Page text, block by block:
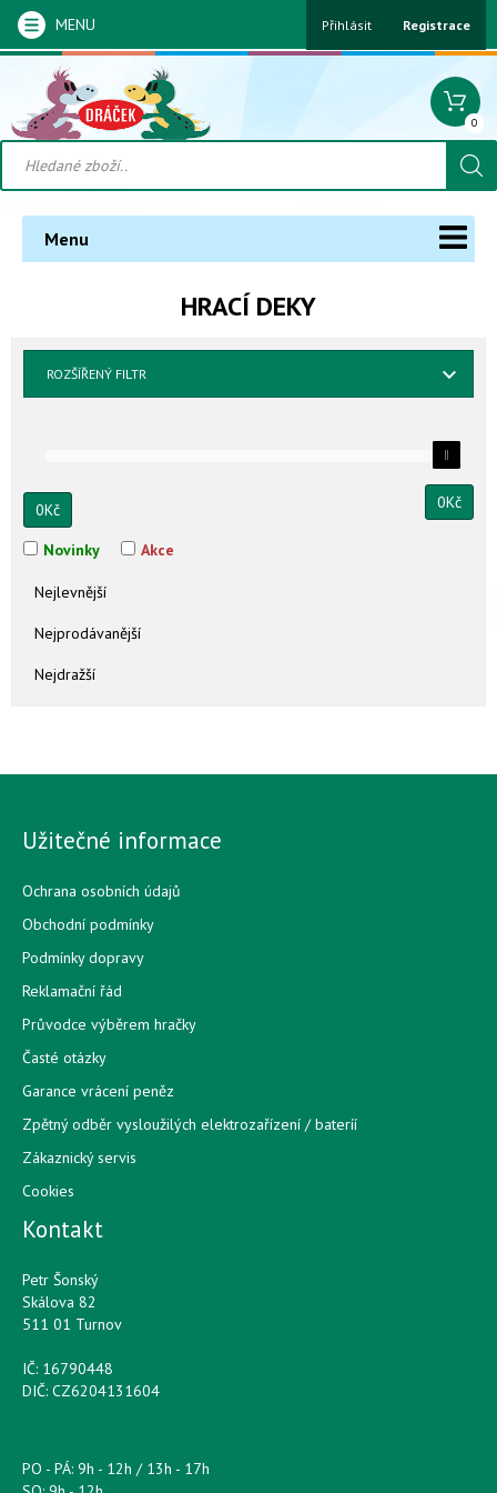
MENU Přihlásit Registrace
0
Menu
HRACÍ DEKY
ROZŠÍŘENÝ FILTR
0Kč 0Kč
Novinky Akce
Nejlevnější
Nejprodávanější
Nejdražší
Užitečné informace
Ochrana osobních údajů
Obchodní podmínky
Podmínky dopravy
Reklamační řád
Průvodce výběrem hračky
Časté otázky
Garance vrácení peněz
Zpětný odběr vysloužilých elektrozařízení / bateríí
Zákaznický servis
Cookies
Kontakt
Petr Šonský
Skálova 82
511 01 Turnov
IČ: 16790448
DIČ: CZ6204131604
PO - PÁ: 9h - 12h / 13h - 17h